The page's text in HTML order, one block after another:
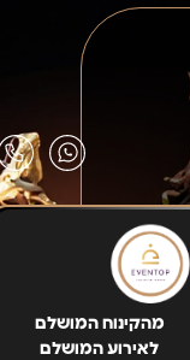
מהקינוח המושלם
לאירוע המושלם